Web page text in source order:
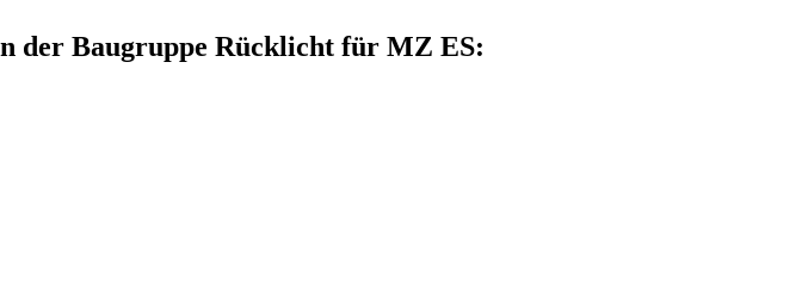
der Baugruppe Rücklicht für MZ ES: